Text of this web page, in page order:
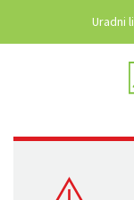
Uradni